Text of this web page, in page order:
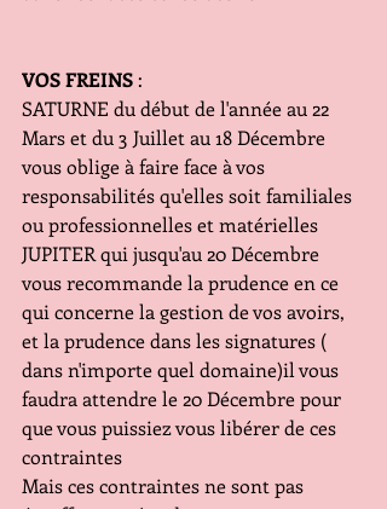
VOS FREINS :
SATURNE du début de l'année au 22
Mars et du 3 Juillet au 18 Décembre
vous oblige à faire face à vos
responsabilités qu'elles soit familiales
ou professionnelles et matérielles
JUPITER qui jusqu'au 20 Décembre
vous recommande la prudence en ce
qui concerne la gestion de vos avoirs,
et la prudence dans les signatures (
dans n'importe quel domaine)il vous
faudra attendre le 20 Décembre pour
que vous puissiez vous libérer de ces
contraintes
Mais ces contraintes ne sont pas